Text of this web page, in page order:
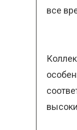
все